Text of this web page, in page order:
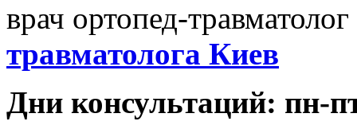
врач ортопед-
травматолога Киев
Дни консультаций: пн-